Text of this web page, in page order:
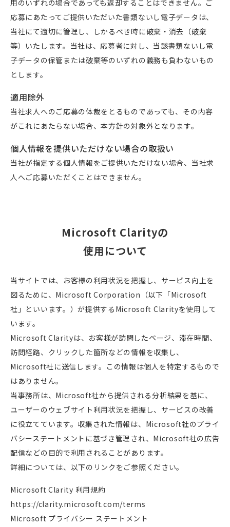
用のいずれの場合であっても返却することはできません。ご
応募にあたってご提供いただいた書類ないし電子データは、
当社にて適切に管理し、しかるべき時に破棄・消去（破棄
等）いたします。当社は、応募者に対し、当該書類ないし電
子データの保管または破棄等のいずれの義務も負わないもの
とします。
適用除外
当社求人へのご応募の体裁をとるものであっても、その内容
がこれにあたらない場合、本方針の対象外となります。
個人情報を提供いただけない場合の取扱い
当社が指定する個人情報をご提供いただけない場合、当社求
人へご応募いただくことはできません。
Microsoft Clarityの
使用について
当サイトでは、お客様の利用状況を把握し、サービス向上を
図るために、Microsoft Corporation（以下「Microsoft
社」といいます。）が提供するMicrosoft Clarityを使用して
います。
Microsoft Clarityは、お客様が訪問したページ、滞在時間、
訪問経路、クリックした箇所などの情報を収集し、
Microsoft社に送信します。この情報は個人を特定するもので
はありません。
当事務所は、Microsoft社から提供される分析結果を基に、
ユーザーのウェブサイト利用状況を把握し、サービスの改善
に役立てています。収集された情報は、Microsoft社のプライ
バシーステートメントに基づき管理され、Microsoft社の広告
配信などの目的で利用されることがあります。
詳細については、以下のリンクをご参照ください。
Microsoft Clarity 利用規約
https://clarity.microsoft.com/terms
Microsoft プライバシー ステートメント